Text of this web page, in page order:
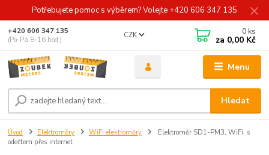
Potřebujete pomoc s výběrem? Volejte +420 606 347 135
Menu
CZK
Hledat
+420 606 347 135
(Po-Pá 8-16 hod.)
0 ks
za 0,00 Kč
Úvod Elektroměry WiFi elektroměry
Elektroměr SD1-PM3, WiFi, s
odečtem přes internet